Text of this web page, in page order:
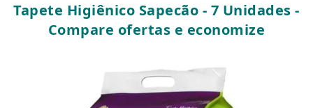
Tapete Higiênico Sapecão - 7 Unidades -
Compare ofertas e economize